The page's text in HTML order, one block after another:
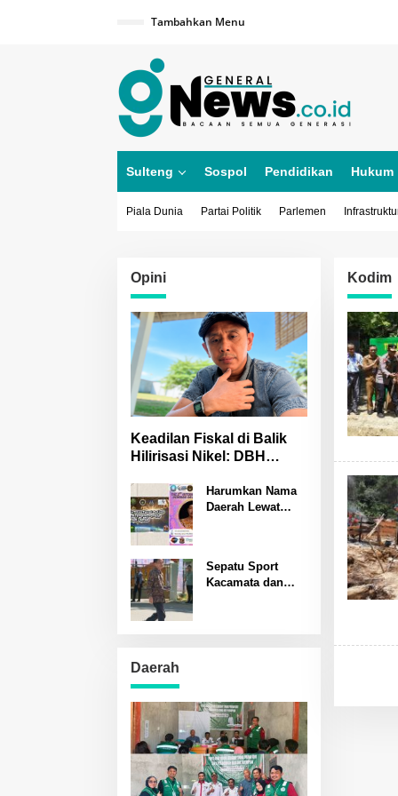
Tambahkan Menu
Sulteng Sospol Pendidikan Hukum
Piala Dunia Partai Politik Parlemen
Opini
Keadilan Fiskal di Balik
Hilirisasi Nikel: DBH
Hilang?
Harumkan Nama
Daerah Lewat
Seminar Puisi
Internasional di
Sepatu Sport
Kacamata dan
Daerah
Kodim